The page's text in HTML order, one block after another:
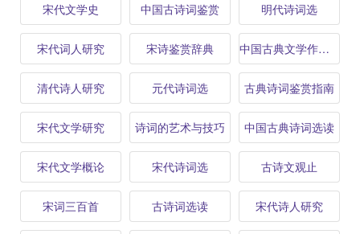
宋代文学史 中国古诗词鉴赏 明代诗词选
宋代词人研究 宋诗鉴赏辞典 中国古典文学作品选
清代诗人研究 元代诗词选 古典诗词鉴赏指南
宋代文学研究 诗词的艺术与技巧 中国古典诗词选读
宋代文学概论 宋代诗词选 古诗文观止
宋词三百首 古诗词选读 宋代诗人研究